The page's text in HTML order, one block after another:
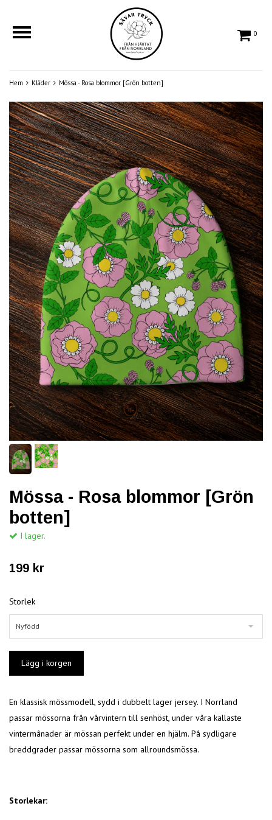
0
Hem Kläder Mössa - Rosa blommor [Grön botten]
Mössa - Rosa blommor [Grön
botten]
I lager.
199 kr
Storlek
Nyfödd
En klassisk mössmodell, sydd i dubbelt lager jersey. I Norrland
passar mössorna från vårvintern till senhöst, under våra kallaste
vintermånader är mössan perfekt under en hjälm. På sydligare
breddgrader passar mössorna som allroundsmössa.
Storlekar: